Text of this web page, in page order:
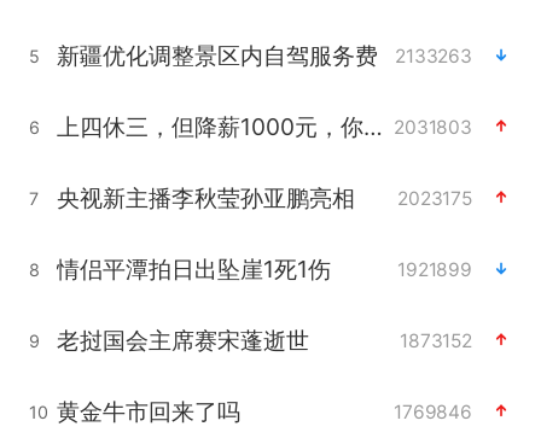
5 新疆优化调整景区内自驾服务费 2133263
6 上四休三，但降薪1000元，你接受吗？ 2031803
7 央视新主播李秋莹孙亚鹏亮相 2023175
8 情侣平潭拍日出坠崖1死1伤 1921899
9 老挝国会主席赛宋蓬逝世 1873152
10 黄金牛市回来了吗 1769846